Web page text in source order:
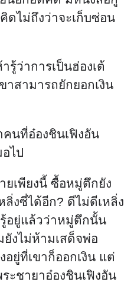
ดไม่ถึงว่าจะเก็บซ่อน
รู้ว่าการเป็นฮ่องเต้
าสามารถยักยอกเงิน
คนที่อ๋องชินเฟิงอัน
ไป
ยเพียงนี้ ซื้อหมู่ตึกยัง
ลิ่งซี่ได้อีก? ดีไม่ดีเหลิ่ง
อยู่แล้วว่าหมู่ตึกนั้น
งไม่ห้ามเสด็จพ่อ
อยู่ที่เขาก็ออกเงิน แต่
ชายาอ๋องชินเฟิงอัน